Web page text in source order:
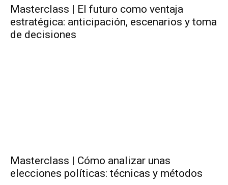
Masterclass | El futuro como ventaja
estratégica: anticipación, escenarios y toma
de decisiones
Masterclass | Cómo analizar unas
elecciones políticas: técnicas y métodos